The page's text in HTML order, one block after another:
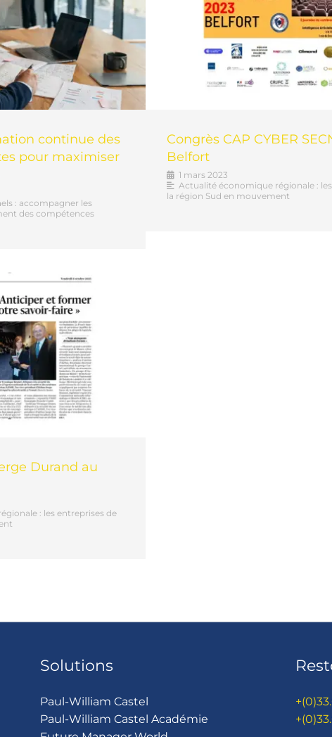
continue des
pour maximiser
: accompagner les
des compétences
Congrès CAP CYBER
Belfort
1 mars 2023
Actualité économique régionale :
la région Sud en mouvement
Durand au
: les entreprises de
Solutions
Paul-William Castel
Paul-William Castel Académie